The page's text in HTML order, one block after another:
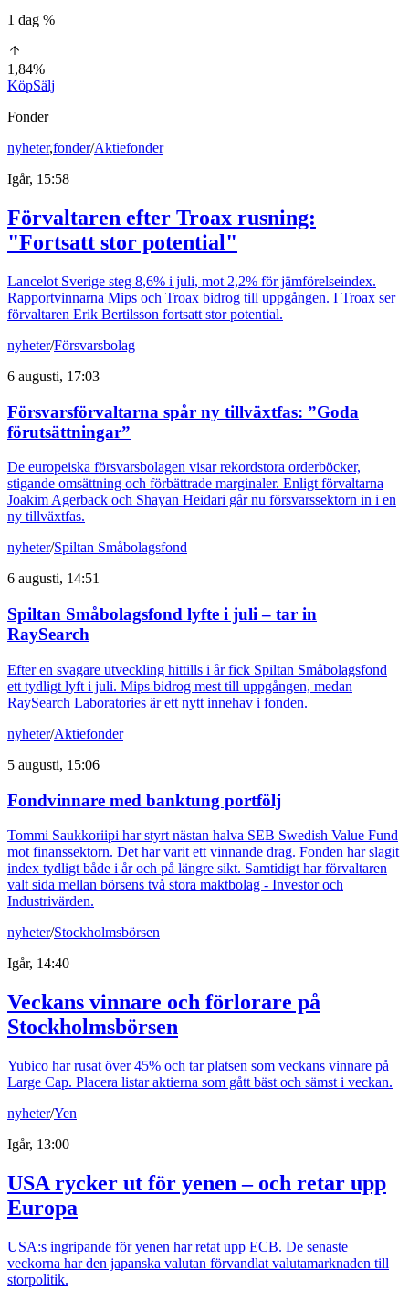
1 dag %
1,84%
KöpSälj
Fonder
nyheter,fonder/Aktiefonder
Igår, 15:58
Förvaltaren efter Troax rusning:
"Fortsatt stor potential"
Lancelot Sverige steg 8,6% i juli, mot 2,2% för jämförelseindex.
Rapportvinnarna Mips och Troax bidrog till uppgången. I Troax ser
förvaltaren Erik Bertilsson fortsatt stor potential.
nyheter/Försvarsbolag
6 augusti, 17:03
Försvarsförvaltarna spår ny tillväxtfas: ”Goda
förutsättningar”
De europeiska försvarsbolagen visar rekordstora orderböcker,
stigande omsättning och förbättrade marginaler. Enligt förvaltarna
Joakim Agerback och Shayan Heidari går nu försvarssektorn in i en
ny tillväxtfas.
nyheter/Spiltan Småbolagsfond
6 augusti, 14:51
Spiltan Småbolagsfond lyfte i juli – tar in
RaySearch
Efter en svagare utveckling hittills i år fick Spiltan Småbolagsfond
ett tydligt lyft i juli. Mips bidrog mest till uppgången, medan
RaySearch Laboratories är ett nytt innehav i fonden.
nyheter/Aktiefonder
5 augusti, 15:06
Fondvinnare med banktung portfölj
Tommi Saukkoriipi har styrt nästan halva SEB Swedish Value Fund
mot finanssektorn. Det har varit ett vinnande drag. Fonden har slagit
index tydligt både i år och på längre sikt. Samtidigt har förvaltaren
valt sida mellan börsens två stora maktbolag - Investor och
Industrivärden.
nyheter/Stockholmsbörsen
Igår, 14:40
Veckans vinnare och förlorare på
Stockholmsbörsen
Yubico har rusat över 45% och tar platsen som veckans vinnare på
Large Cap. Placera listar aktierna som gått bäst och sämst i veckan.
nyheter/Yen
Igår, 13:00
USA rycker ut för yenen – och retar upp
Europa
USA:s ingripande för yenen har retat upp ECB. De senaste
veckorna har den japanska valutan förvandlat valutamarknaden till
storpolitik.